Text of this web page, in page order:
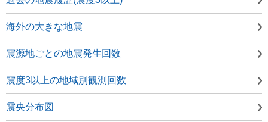
海外の大きな地震
震源地ごとの地震発生回数
震度3以上の地域別観測回数
震央分布図